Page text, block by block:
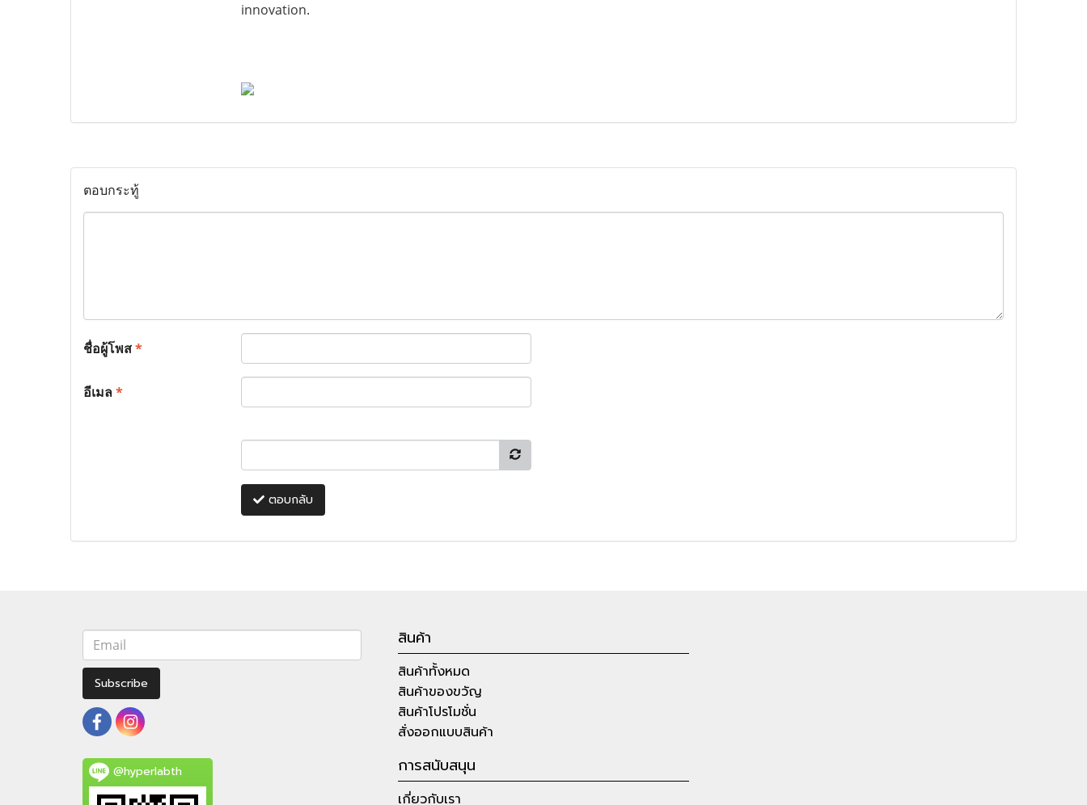
innovation.
ตอบกระทู้
ชื่อผู้โพส*
อีเมล*
ตอบกลับ
Subscribe
@hyperlabth
สินค้า
สินค้าทั้งหมด
สินค้าของขวัญ
สินค้าโปรโมชั่น
สั่งออกแบบสินค้า
การสนับสนุน
เกี่ยวกับเรา